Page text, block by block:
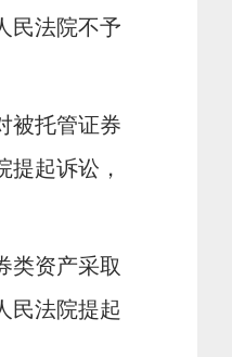
民法院不予
被托管证券
起诉讼，
类资产采取
民法院提起